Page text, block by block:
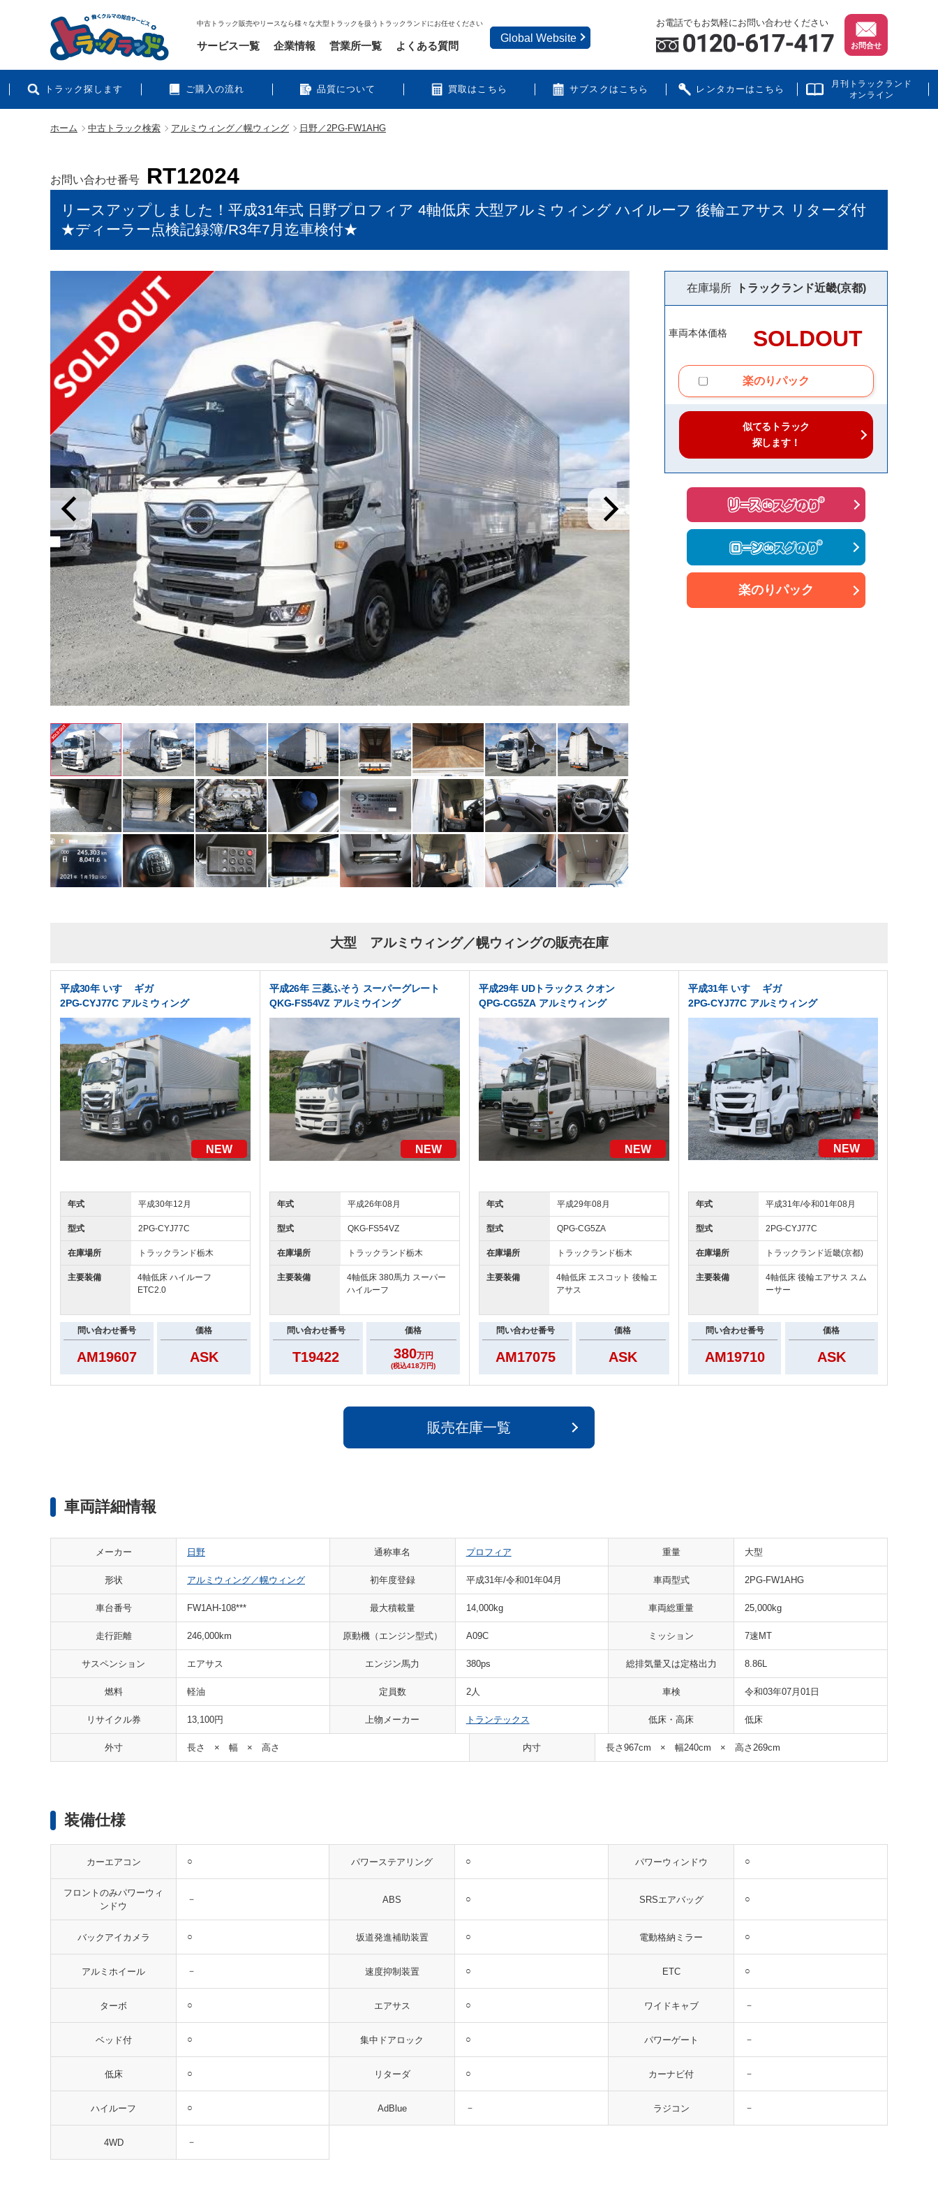
中古トラック販売やリースなら様々な大型トラックを扱うトラックランドにお任せください お電話でもお気軽にお問い合わせください
お問合せ
トラック探します ご購入の流れ 品質について 買取はこちら サブスクはこちら レンタカーはこちら
月刊トラックランド
オンライン
サービス一覧 企業情報 営業所一覧 よくある質問
Global Website
ホーム 中古トラック検索 アルミウィング／幌ウィング 日野／2PG-FW1AHG
お問い合わせ番号 RT12024
リースアップしました！平成31年式 日野プロフィア 4軸低床 大型アルミウィング ハイルーフ 後輪エアサス リターダ付
★ディーラー点検記録簿/R3年7月迄車検付★
在庫場所 トラックランド近畿(京都)
車両本体価格 SOLDOUT
楽のりパック
似てるトラック
探します！
楽のりパック
大型 アルミウィング／幌ウィングの販売在庫
平成30年 いすゞ ギガ
2PG-CYJ77C アルミウィング
NEW
年式 平成30年12月
型式 2PG-CYJ77C
在庫場所 トラックランド栃木
主要装備
4軸低床 ハイルーフ
ETC2.0
問い合わせ番号
AM19607
価格
ASK
平成26年 三菱ふそう スーパーグレート
QKG-FS54VZ アルミウイング
NEW
年式 平成26年08月
型式 QKG-FS54VZ
在庫場所 トラックランド栃木
主要装備
4軸低床 380馬力 スーパー
ハイルーフ
問い合わせ番号
T19422
価格
380万円
(税込418万円)
平成29年 UDトラックス クオン
QPG-CG5ZA アルミウィング
NEW
年式 平成29年08月
型式 QPG-CG5ZA
在庫場所 トラックランド栃木
主要装備
4軸低床 エスコット 後輪エ
アサス
問い合わせ番号
AM17075
価格
ASK
平成31年 いすゞ ギガ
2PG-CYJ77C アルミウィング
NEW
年式 平成31年/令和01年08月
型式 2PG-CYJ77C
在庫場所 トラックランド近畿(京都)
主要装備
4軸低床 後輪エアサス スム
ーサー
問い合わせ番号
AM19710
価格
ASK
販売在庫一覧
車両詳細情報
メーカー 日野 通称車名 プロフィア 重量 大型
形状 アルミウィング／幌ウィング 初年度登録 平成31年/令和01年04月 車両型式 2PG-FW1AHG
車台番号 FW1AH-108*** 最大積載量 14,000kg 車両総重量 25,000kg
走行距離 246,000km 原動機（エンジン型式） A09C ミッション 7速MT
サスペンション エアサス エンジン馬力 380ps 総排気量又は定格出力 8.86L
燃料 軽油 定員数 2人 車検 令和03年07月01日
リサイクル券 13,100円 上物メーカー トランテックス 低床・高床 低床
外寸 長さ × 幅 × 高さ 内寸 長さ967cm × 幅240cm × 高さ269cm
装備仕様
カーエアコン ○ パワーステアリング ○ パワーウィンドウ ○
フロントのみパワーウィ
ンドウ
－ ABS ○ SRSエアバッグ ○
バックアイカメラ ○ 坂道発進補助装置 ○ 電動格納ミラー ○
アルミホイール － 速度抑制装置 ○ ETC ○
ターボ ○ エアサス ○ ワイドキャブ －
ベッド付 ○ 集中ドアロック ○ パワーゲート －
低床 ○ リターダ ○ カーナビ付 －
ハイルーフ ○ AdBlue － ラジコン －
4WD －